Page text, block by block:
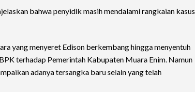
bahwa penyidik masih mendalami rangkaian kasus
yang menyeret Edison berkembang hingga menyentuh
terhadap Pemerintah Kabupaten Muara Enim. Namun
adanya tersangka baru selain yang telah